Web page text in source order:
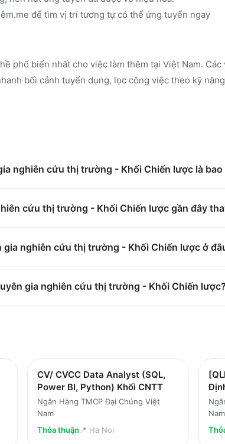
để tìm vị trí tương tự có thể ứng tuyển ngay
phổ biến nhất cho việc làm thêm tại Việt Nam.
bối cảnh tuyển dụng, lọc công việc theo kỹ
nghiên cứu thị trường - Khối Chiến lược là bao
cứu thị trường - Khối Chiến lược gần đây
gia nghiên cứu thị trường - Khối Chiến lược ở
gia nghiên cứu thị trường - Khối Chiến lược?
CV/ CVCC Data Analyst (SQL,
Power BI, Python) Khối CNTT
Ngân Hàng TMCP Đại Chúng Việt
Nam
Thỏa thuận 📍 Ha Noi